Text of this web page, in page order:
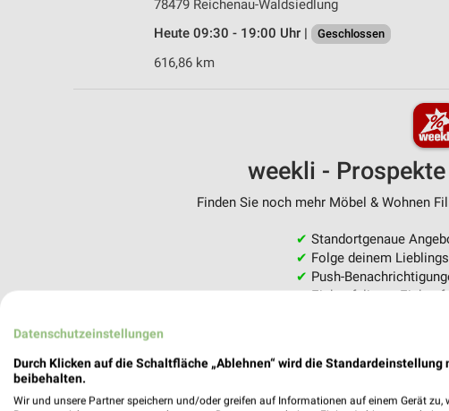
78479 Reichenau-Waldsiedlung
Heute 09:30 - 19:00 Uhr |
Geschlossen
616,86 km
weekli -
Finden Sie noch mehr Möbel & Wohnen
✔ Standortgenaue
✔ Folge deinem
✔ Push-
✔Einkaufsliste - Einkauf
Datenschutzeinstellungen
Durch Klicken auf die Schaltfläche „Ablehnen“ wird die
beibehalten.
Wir und unsere Partner speichern und/oder greifen auf Informationen auf einem Gerät zu,